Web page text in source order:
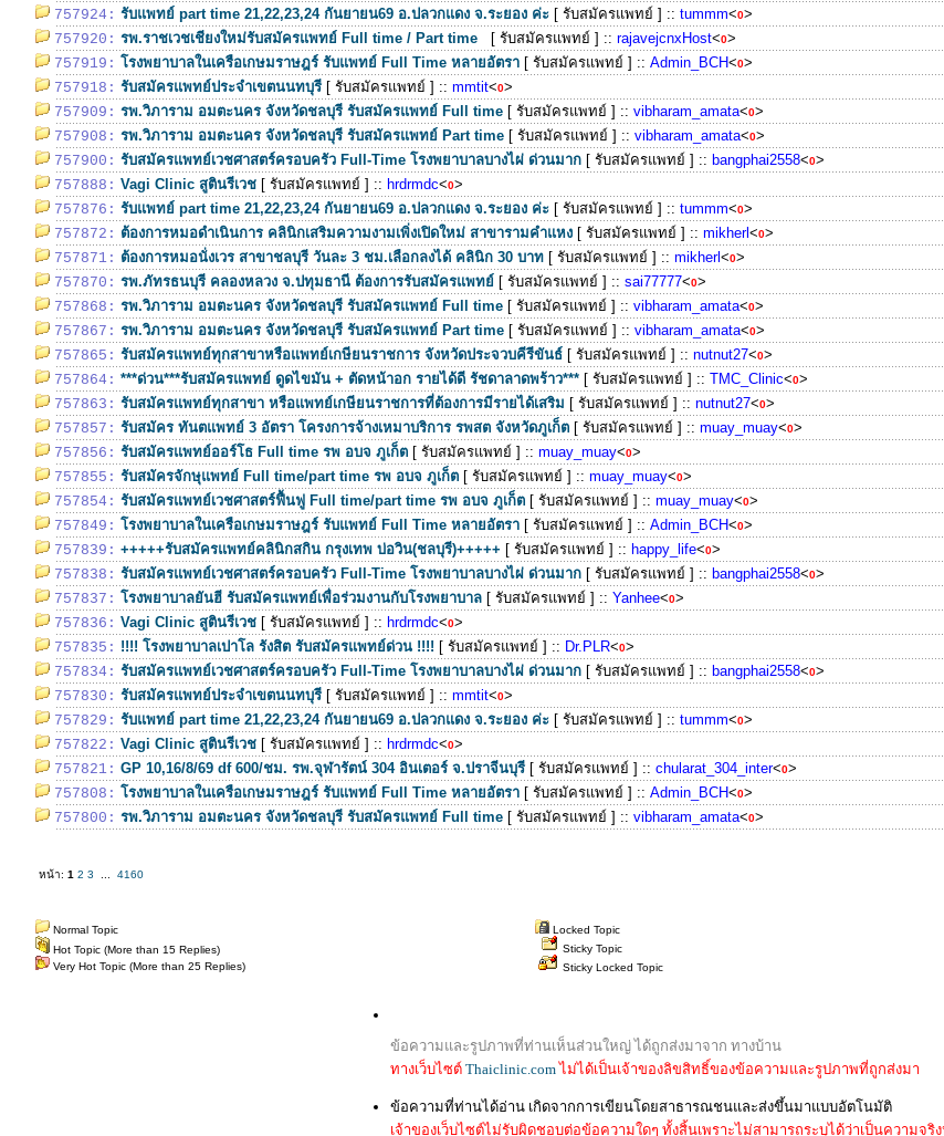
757924: รับแพทย์ part time 21,22,23,24 กันยายน69 อ.ปลวกแดง จ.ระยอง ค่ะ [ รับสมัครแพทย์ ] :: tummm<0>
757920: รพ.ราชเวชเชียงใหม่รับสมัครแพทย์ Full time / Part time [ รับสมัครแพทย์ ] :: rajavejcnxHost<0>
757919: โรงพยาบาลในเครือเกษมราษฎร์ รับแพทย์ Full Time หลายอัตรา [ รับสมัครแพทย์ ] :: Admin_BCH<0>
757918: รับสมัครแพทย์ประจำเขตนนทบุรี [ รับสมัครแพทย์ ] :: mmtit<0>
757909: รพ.วิภาราม อมตะนคร จังหวัดชลบุรี รับสมัครแพทย์ Full time [ รับสมัครแพทย์ ] :: vibharam_amata<0>
757908: รพ.วิภาราม อมตะนคร จังหวัดชลบุรี รับสมัครแพทย์ Part time [ รับสมัครแพทย์ ] :: vibharam_amata<0>
757900: รับสมัครแพทย์เวชศาสตร์ครอบครัว Full-Time โรงพยาบาลบางไผ่ ด่วนมาก [ รับสมัครแพทย์ ] :: bangphai2558<0>
757888: Vagi Clinic สูตินรีเวช [ รับสมัครแพทย์ ] :: hrdrmdc<0>
757876: รับแพทย์ part time 21,22,23,24 กันยายน69 อ.ปลวกแดง จ.ระยอง ค่ะ [ รับสมัครแพทย์ ] :: tummm<0>
757872: ต้องการหมอดำเนินการ คลินิกเสริมความงามเพิ่งเปิดใหม่ สาขารามคำแหง [ รับสมัครแพทย์ ] :: mikherl <0>
757871: ต้องการหมอนั่งเวร สาขาชลบุรี วันละ 3 ชม.เลือกลงได้ คลินิก 30 บาท [ รับสมัครแพทย์ ] :: mikherl <0>
757870: รพ.ภัทรธนบุรี คลองหลวง จ.ปทุมธานี ต้องการรับสมัครแพทย์ [ รับสมัครแพทย์ ] :: sai77777<0>
757868: รพ.วิภาราม อมตะนคร จังหวัดชลบุรี รับสมัครแพทย์ Full time [ รับสมัครแพทย์ ] :: vibharam_amata<0>
757867: รพ.วิภาราม อมตะนคร จังหวัดชลบุรี รับสมัครแพทย์ Part time [ รับสมัครแพทย์ ] :: vibharam_amata<0>
757865: รับสมัครแพทย์ทุกสาขาหรือแพทย์เกษียนราชการ จังหวัดประจวบคีรีขันธ์ [ รับสมัครแพทย์ ] :: nutnut27<0>
757864: ***ด่วน***รับสมัครแพทย์ ดูดไขมัน + ตัดหน้าอก รายได้ดี รัชดาลาดพร้าว*** [ รับสมัครแพทย์ ] :: TMC_Clinic<0>
757863: รับสมัครแพทย์ทุกสาขา หรือแพทย์เกษียนราชการที่ต้องการมีรายได้เสริม [ รับสมัครแพทย์ ] :: nutnut27<0>
757857: รับสมัคร ทันตแพทย์ 3 อัตรา โครงการจ้างเหมาบริการ รพสต จังหวัดภูเก็ต [ รับสมัครแพทย์ ] :: muay_muay<0>
757856: รับสมัครแพทย์ออร์โธ Full time รพ อบจ ภูเก็ต [ รับสมัครแพทย์ ] :: muay_muay<0>
757855: รับสมัครจักษุแพทย์ Full time/part time รพ อบจ ภูเก็ต [ รับสมัครแพทย์ ] :: muay_muay<0>
757854: รับสมัครแพทย์เวชศาสตร์ฟื้นฟู Full time/part time รพ อบจ ภูเก็ต [ รับสมัครแพทย์ ] :: muay_muay<0>
757849: โรงพยาบาลในเครือเกษมราษฎร์ รับแพทย์ Full Time หลายอัตรา [ รับสมัครแพทย์ ] :: Admin_BCH<0>
757839: +++++รับสมัครแพทย์คลินิกสกิน กรุงเทพ บ่อวิน(ชลบุรี)+++++ [ รับสมัครแพทย์ ] :: happy_life<0>
757838: รับสมัครแพทย์เวชศาสตร์ครอบครัว Full-Time โรงพยาบาลบางไผ่ ด่วนมาก [ รับสมัครแพทย์ ] :: bangphai2558<0>
757837: โรงพยาบาลยันฮี รับสมัครแพทย์เพื่อร่วมงานกับโรงพยาบาล [ รับสมัครแพทย์ ] :: Yanhee<0>
757836: Vagi Clinic สูตินรีเวช [ รับสมัครแพทย์ ] :: hrdrmdc<0>
757835: !!!! โรงพยาบาลเปาโล รังสิต รับสมัครแพทย์ด่วน !!!! [ รับสมัครแพทย์ ] :: Dr.PLR<0>
757834: รับสมัครแพทย์เวชศาสตร์ครอบครัว Full-Time โรงพยาบาลบางไผ่ ด่วนมาก [ รับสมัครแพทย์ ] :: bangphai2558<0>
757830: รับสมัครแพทย์ประจำเขตนนทบุรี [ รับสมัครแพทย์ ] :: mmtit<0>
757829: รับแพทย์ part time 21,22,23,24 กันยายน69 อ.ปลวกแดง จ.ระยอง ค่ะ [ รับสมัครแพทย์ ] :: tummm<0>
757822: Vagi Clinic สูตินรีเวช [ รับสมัครแพทย์ ] :: hrdrmdc<0>
757821: GP 10,16/8/69 df 600/ชม. รพ.จุฬารัตน์ 304 อินเตอร์ จ.ปราจีนบุรี [ รับสมัครแพทย์ ] :: chularat_304_inter<0>
757808: โรงพยาบาลในเครือเกษมราษฎร์ รับแพทย์ Full Time หลายอัตรา [ รับสมัครแพทย์ ] :: Admin_BCH<0>
757800: รพ.วิภาราม อมตะนคร จังหวัดชลบุรี รับสมัครแพทย์ Full time [ รับสมัครแพทย์ ] :: vibharam_amata<0>
หน้า: 1 2 3 4160
Normal Topic
Hot Topic (More than 15 Replies)
Very Hot Topic (More than 25 Replies)
Locked Topic
Sticky Topic
Sticky Locked Topic
ข้อความและรูปภาพที่ท่านเห็นส่วนใหญ่ ได้ถูกส่งมาจาก ทางบ้าน
ทางเว็บไซต์ Thaiclinic.comไม่ได้เป็นเจ้าของลิขสิทธิ์ของข้อความและรูปภาพที่ถูกส่งมา
ข้อความที่ท่านได้อ่าน เกิดจากการเขียนโดยสาธารณชนและส่งขึ้นมาแบบอัตโนมัติ
เจ้าของเว็บไซต์ไม่รับผิดชอบต่อข้อความใดๆ ทั้งสิ้นเพราะไม่สามารถระบุได้ว่าเป็นความจ